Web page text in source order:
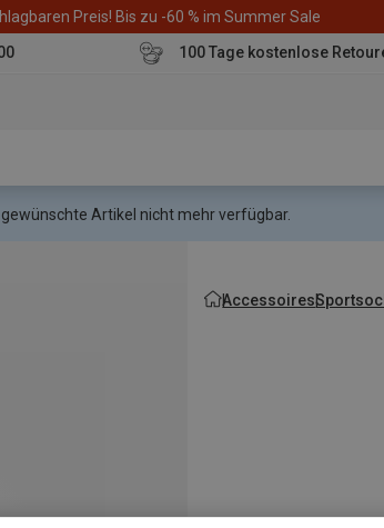
Preis! Bis zu -60 % im Summer Sale
100 Tage kostenlose
Artikel nicht mehr verfügbar.
Accessoires